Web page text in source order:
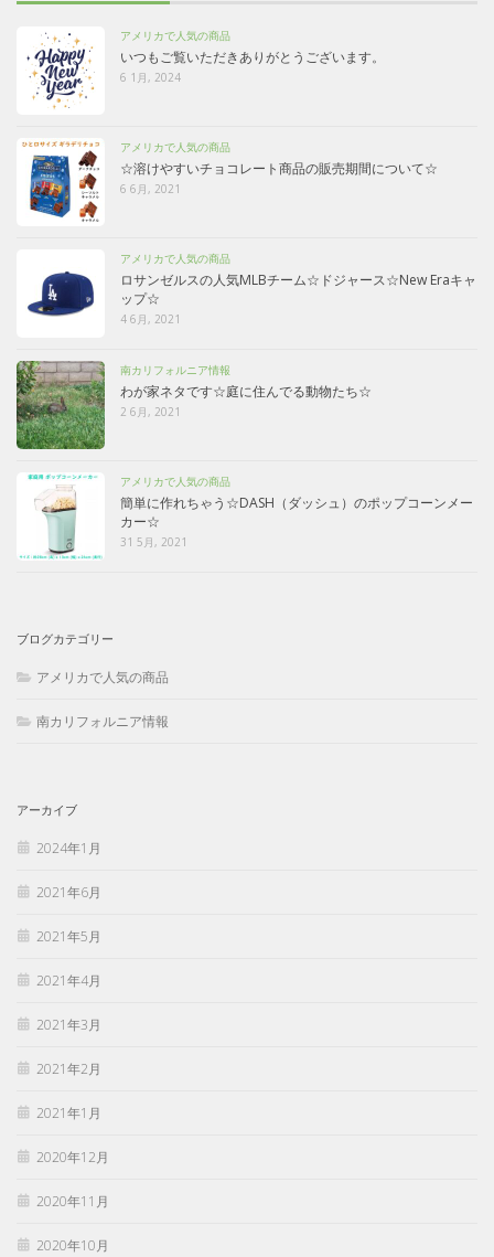
アメリカで人気の商品
いつもご覧いただきありがとうございます。
6 1月, 2024
アメリカで人気の商品
☆溶けやすいチョコレート商品の販売期間について☆
6 6月, 2021
アメリカで人気の商品
ロサンゼルスの人気MLBチーム☆ドジャース☆New Eraキャ
ップ☆
4 6月, 2021
南カリフォルニア情報
わが家ネタです☆庭に住んでる動物たち☆
2 6月, 2021
アメリカで人気の商品
簡単に作れちゃう☆DASH（ダッシュ）のポップコーンメー
カー☆
31 5月, 2021
ブログカテゴリー
アメリカで人気の商品
南カリフォルニア情報
アーカイブ
2024年1月
2021年6月
2021年5月
2021年4月
2021年3月
2021年2月
2021年1月
2020年12月
2020年11月
2020年10月